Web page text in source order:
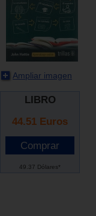
Ampliar imagen
LIBRO
44.51 Euros
49.37 Dólares*